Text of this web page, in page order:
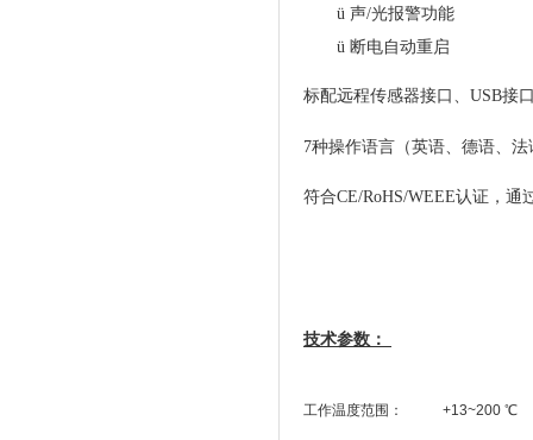
ü 声/光报警功能
ü 断电自动重启
标配远程传感器接口、 USB接
7种操作语言（英语、德语、
符合CE/RoHS/WEEE认证，通
技术参数：
工作温度范围： +13~200 ℃